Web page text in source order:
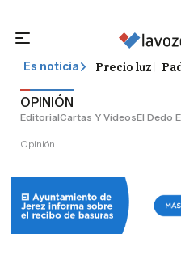
Es noticia Precio luz
OPINIÓN
EditorialCartas Y VídeosEl Dedo
Opinión